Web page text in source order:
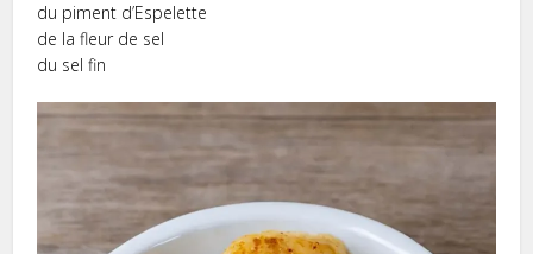
du piment d’Espelette
de la fleur de sel
du sel fin